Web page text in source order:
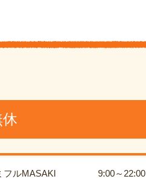
フルMASAKI
9:00～22:00